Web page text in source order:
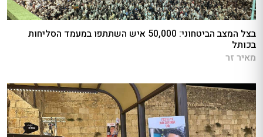
בצל המצב הביטחוני: 50,000 איש השתתפו במעמד הסליחות
בכותל
מאיר זר